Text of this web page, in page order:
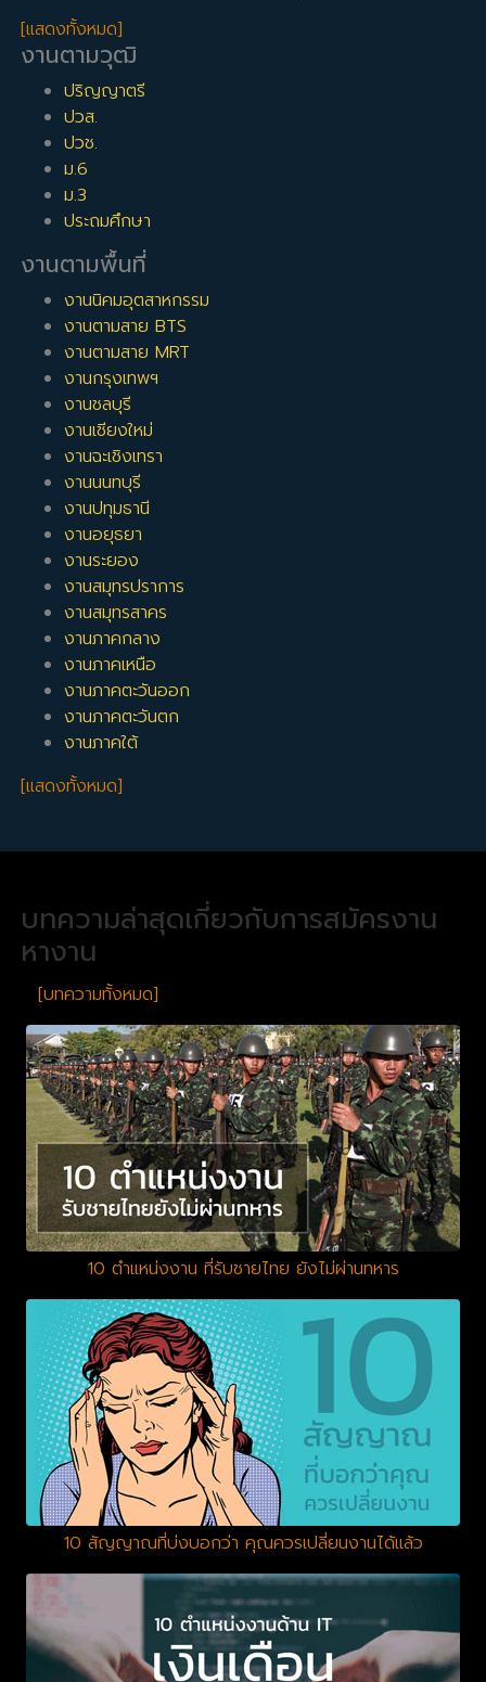
[แสดงทั้งหมด]
งานตามวุฒิ
ปริญญาตรี
ปวส.
ปวช.
ม.6
ม.3
ประถมศึกษา
งานตามพื้นที่
งานนิคมอุตสาหกรรม
งานตามสาย BTS
งานตามสาย MRT
งานกรุงเทพฯ
งานชลบุรี
งานเชียงใหม่
งานฉะเชิงเทรา
งานนนทบุรี
งานปทุมธานี
งานอยุธยา
งานระยอง
งานสมุทรปราการ
งานสมุทรสาคร
งานภาคกลาง
งานภาคเหนือ
งานภาคตะวันออก
งานภาคตะวันตก
งานภาคใต้
[แสดงทั้งหมด]
บทความล่าสุดเกี่ยวกับการสมัครงาน
หางาน
[บทความทั้งหมด]
10 ตำแหน่งงาน ที่รับชายไทย ยังไม่ผ่านทหาร
10 สัญญาณที่บ่งบอกว่า คุณควรเปลี่ยนงานได้แล้ว